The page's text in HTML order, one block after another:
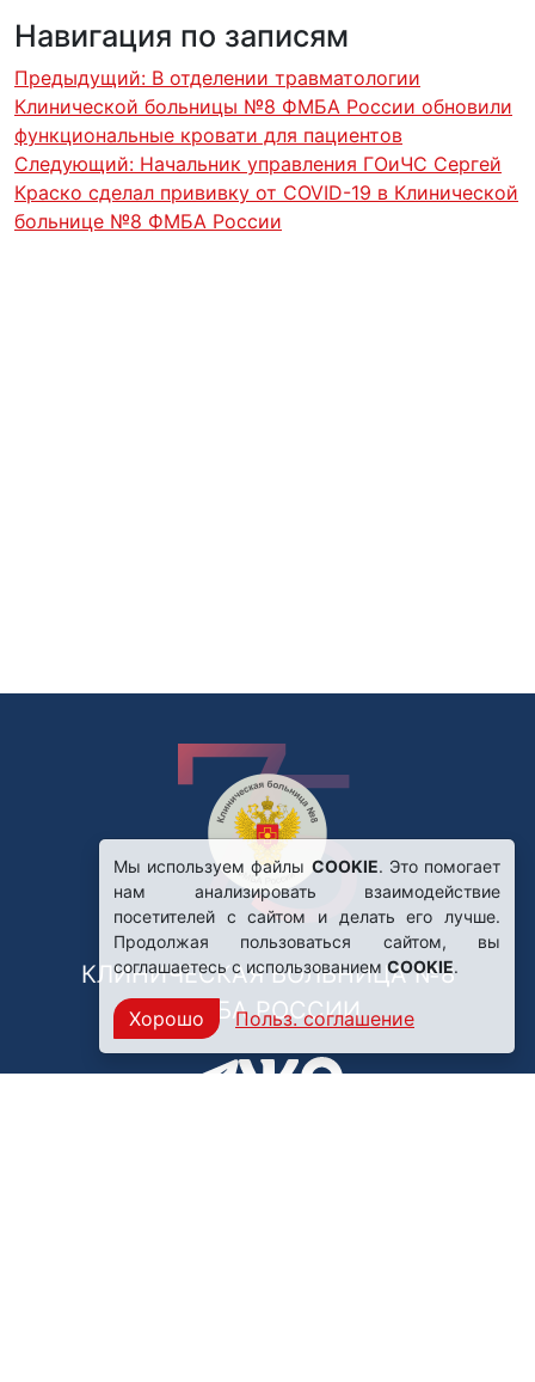
Навигация по записям
Предыдущий: В отделении травматологии
Клинической больницы №8 ФМБА России обновили
функциональные кровати для пациентов
Следующий: Начальник управления ГОиЧС Сергей
Краско сделал прививку от COVID-19 в Клинической
больнице №8 ФМБА России
КЛИНИЧЕСКАЯ БОЛЬНИЦА №8
ФМБА РОССИИ
Мы используем файлы COOKIE. Это помогает
нам анализировать взаимодействие
посетителей с сайтом и делать его лучше.
Продолжая пользоваться сайтом, вы
соглашаетесь с использованиемCOOKIE.
Хорошо Польз. соглашение